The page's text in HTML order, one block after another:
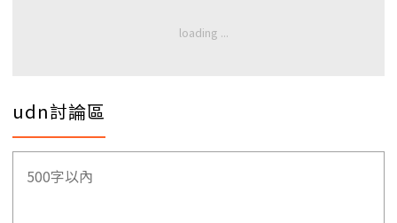
udn討論區